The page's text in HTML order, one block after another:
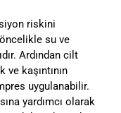
riskini
su ve
Ardından cilt
kaşıntının
uygulanabilir.
yardımcı olarak